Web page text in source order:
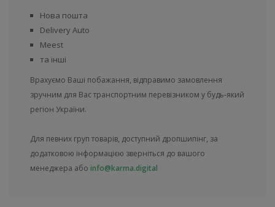
Нова пошта
Delivery Auto
Meest
та інші
Врахуємо Ваші побажання, відправимо замовлення
зручним для Вас транспортним перевізником у будь-який
регіон України.
Для певних груп товарів, доступний дропшипінг, за
додатковою інформацією зверніться до вашого
менеджера або info@karma.digital